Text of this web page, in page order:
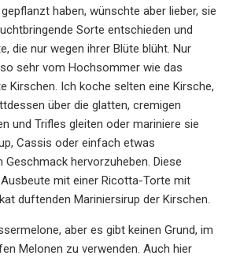
haben, wünschte aber lieber, sie
Sorte entschieden und
die nur wegen ihrer Blüte blüht. Nur
sehr vom Hochsommer wie das
Kirschen. Ich koche selten eine Kirsche,
über die glatten, cremigen
und Trifles gleiten oder mariniere sie
Cassis oder einfach etwas
Geschmack hervorzuheben. Diese
mit einer Ricotta-Torte mit
duftenden Mariniersirup der Kirschen.
aber es gibt keinen Grund, im
Melonen zu verwenden. Auch hier